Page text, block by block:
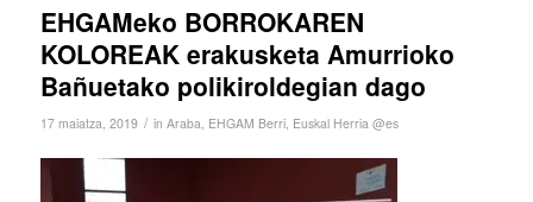
EHGAMeko BORROKAREN
KOLOREAK erakusketa Amurrioko
Bañuetako polikiroldegian dago
17 maiatza, 2019 / in Araba, EHGAM Berri, Euskal Herria @es